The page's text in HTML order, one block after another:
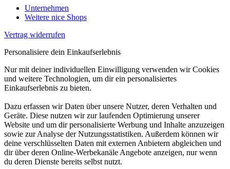
Unternehmen
Weitere nice Shops
Vertrag widerrufen
Personalisiere dein Einkaufserlebnis
Nur mit deiner individuellen Einwilligung verwenden wir Cookies
und weitere Technologien, um dir ein personalisiertes
Einkaufserlebnis zu bieten.
Dazu erfassen wir Daten über unsere Nutzer, deren Verhalten und
Geräte. Diese nutzen wir zur laufenden Optimierung unserer
Website und um dir personalisierte Werbung und Inhalte anzuzeigen
sowie zur Analyse der Nutzungsstatistiken. Außerdem können wir
deine verschlüsselten Daten mit externen Anbietern abgleichen und
dir über deren Online-Werbekanäle Angebote anzeigen, nur wenn
du deren Dienste bereits selbst nutzt.